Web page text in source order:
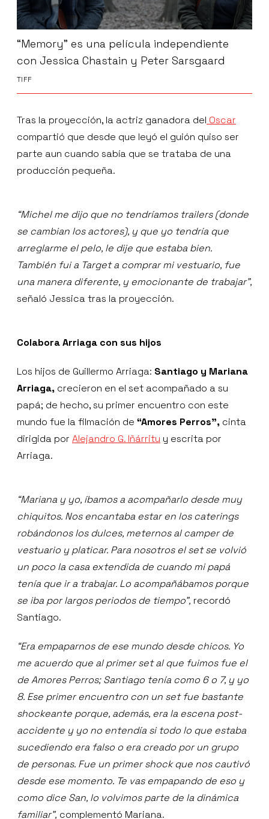
“Memory” es una película independiente
con Jessica Chastain y Peter Sarsgaard
TIFF
Tras la proyección, la actriz ganadora del Oscar
compartió que desde que leyó el guión quiso ser
parte aun cuando sabía que se trataba de una
producción pequeña.
“Michel me dijo que no tendríamos trailers (donde
se cambian los actores), y que yo tendría que
arreglarme el pelo, le dije que estaba bien.
También fui a Target a comprar mi vestuario, fue
una manera diferente, y emocionante de trabajar”,
señaló Jessica tras la proyección.
Colabora Arriaga con sus hijos
Los hijos de Guillermo Arriaga: Santiago y Mariana
Arriaga, crecieron en el set acompañado a su
papá; de hecho, su primer encuentro con este
mundo fue la filmación de “Amores Perros”, cinta
dirigida por Alejandro G. Iñárritu y escrita por
Arriaga.
“Mariana y yo, íbamos a acompañarlo desde muy
chiquitos. Nos encantaba estar en los caterings
robándonos los dulces, meternos al camper de
vestuario y platicar. Para nosotros el set se volvió
un poco la casa extendida de cuando mi papá
tenía que ir a trabajar. Lo acompañábamos porque
se iba por largos periodos de tiempo”, recordó
Santiago.
“Era empaparnos de ese mundo desde chicos. Yo
me acuerdo que al primer set al que fuimos fue el
de Amores Perros; Santiago tenía como 6 o 7, y yo
8. Ese primer encuentro con un set fue bastante
shockeante porque, además, era la escena post-
accidente y yo no entendía si todo lo que estaba
sucediendo era falso o era creado por un grupo
de personas. Fue un primer shock que nos cautivó
desde ese momento. Te vas empapando de eso y
como dice San, lo volvimos parte de la dinámica
familiar”, complementó Mariana.